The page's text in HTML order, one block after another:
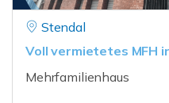
Stendal
Voll vermietetes MFH
Mehrfamilienhaus